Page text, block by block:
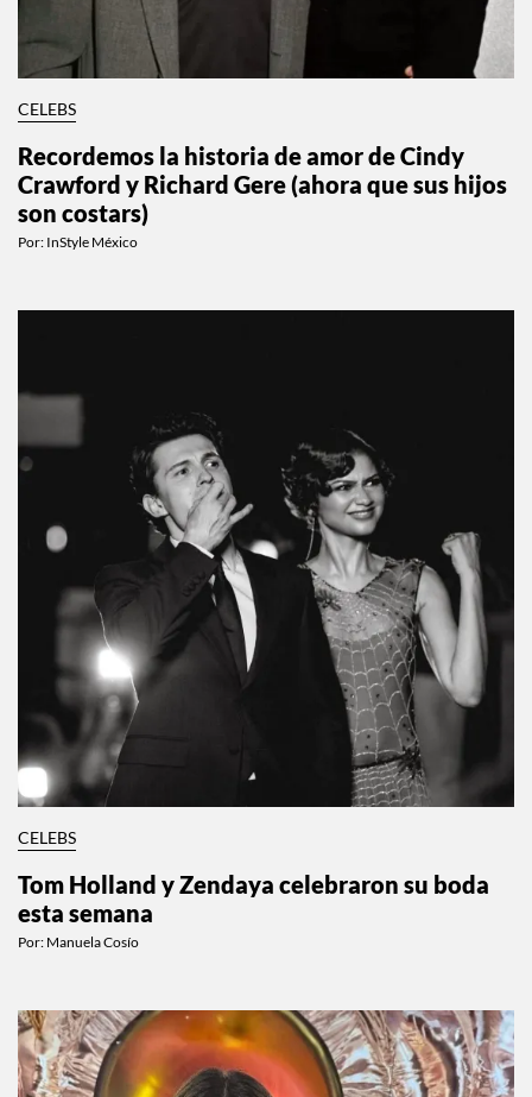
CELEBS
Recordemos la historia de amor de Cindy
Crawford y Richard Gere (ahora que sus hijos
son costars)
Por: InStyle México
CELEBS
Tom Holland y Zendaya celebraron su boda
esta semana
Por: Manuela Cosío